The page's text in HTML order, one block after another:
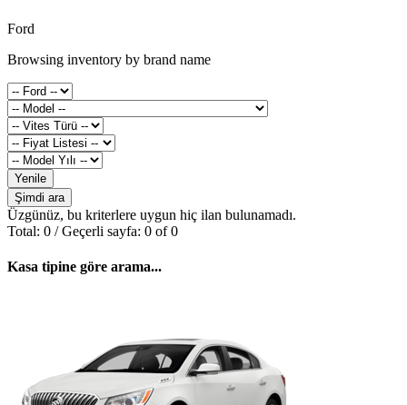
Ford
Browsing inventory by brand name
Yenile
Şimdi ara
Üzgünüz, bu kriterlere uygun hiç ilan bulunamadı.
Total: 0 / Geçerli sayfa: 0 of 0
Kasa tipine göre arama...